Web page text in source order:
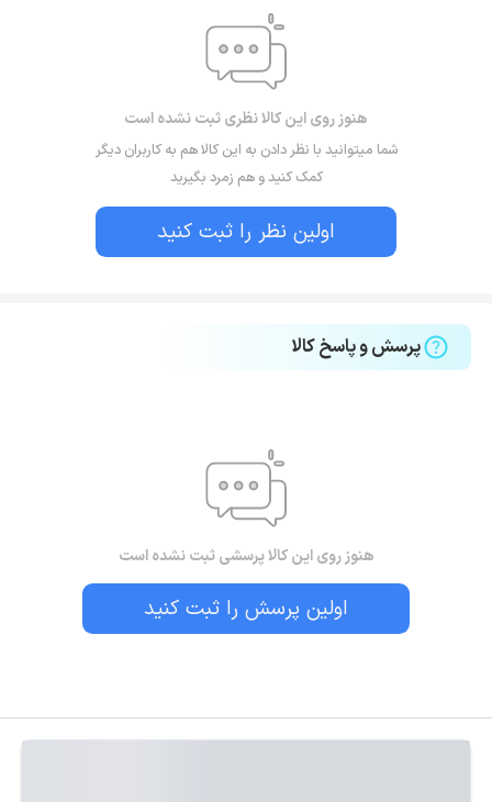
هنوز روی این کالا نظری ثبت نشده است
شما میتوانید با نظر دادن به این کالا هم به کاربران دیگر
کمک کنید و هم زمرد بگیرید
اولین نظر را ثبت کنید
پرسش و پاسخ کالا
هنوز روی این کالا پرسشی ثبت نشده است
اولین پرسش را ثبت کنید